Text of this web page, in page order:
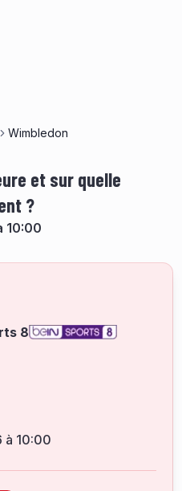
Wimbledon
et sur quelle
?
10:00
8
à 10:00